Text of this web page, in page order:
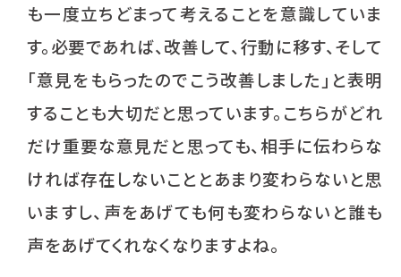
も一度立ちどまって考えることを意識していま
す。必要であれば、改善して、行動に移す、そして
「意見をもらったのでこう改善しました」と表明
することも大切だと思っています。こちらがどれ
だけ重要な意見だと思っても、相手に伝わらな
ければ存在しないこととあまり変わらないと思
いますし、声をあげても何も変わらないと誰も
声をあげてくれなくなりますよね。